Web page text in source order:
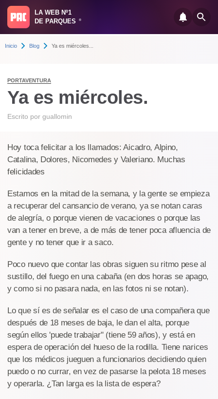
LA WEB Nº1
DE PARQUES
®
Inicio Blog Ya es miércoles...
PORTAVENTURA
Ya es miércoles.
Escrito por guallomin
Hoy toca felicitar a los llamados: Aicadro, Alpino,
Catalina, Dolores, Nicomedes y Valeriano. Muchas
felicidades
Estamos en la mitad de la semana, y la gente se empieza
a recuperar del cansancio de verano, ya se notan caras
de alegría, o porque vienen de vacaciones o porque las
van a tener en breve, a de más de tener poca afluencia de
gente y no tener que ir a saco.
Poco nuevo que contar las obras siguen su ritmo pese al
sustillo, del fuego en una cabaña (en dos horas se apago,
y como si no pasara nada, en las fotos ni se notan).
Lo que sí es de señalar es el caso de una compañera que
después de 18 meses de baja, le dan el alta, porque
según ellos 'puede trabajar" (tiene 59 años), y está en
espera de operación del hueso de la rodilla. Tiene narices
que los médicos jueguen a funcionarios decidiendo quien
puedo o no currar, en vez de pasarse la pelota 18 meses
y operarla. ¿Tan larga es la lista de espera?